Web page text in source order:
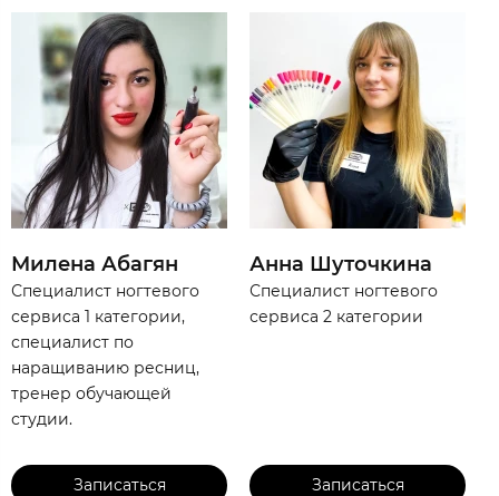
Милена​ Абагян
Специалист ногтевого
сервиса 1 категории,
специалист по
наращиванию ресниц,
тренер обучающей
студии.
Записаться
Анна Шуточкина
Специалист ногтевого
сервиса 2 категории
Записаться